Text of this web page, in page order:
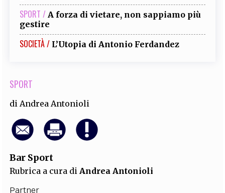
SPORT / A forza di vietare, non sappiamo più
gestire
SOCIETÀ / L’Utopia di Antonio Ferdandez
SPORT
di Andrea Antonioli
Bar Sport
Rubrica a cura di Andrea Antonioli
Partner